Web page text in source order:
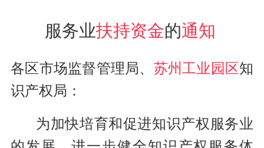
服务业扶持资金的通知
各区市场监督管理局、 苏州工业园区知
识产权局：
为加快培育和促进知识产权服务业